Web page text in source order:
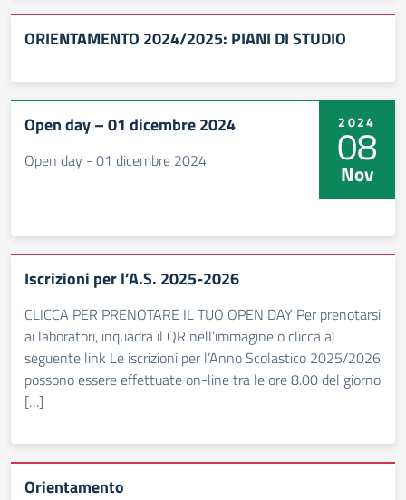
ORIENTAMENTO 2024/2025: PIANI DI STUDIO
2024
08
Nov
Open day – 01 dicembre 2024
Open day - 01 dicembre 2024
Iscrizioni per l’A.S. 2025-2026
CLICCA PER PRENOTARE IL TUO OPEN DAY Per prenotarsi
ai laboratori, inquadra il QR nell’immagine o clicca al
seguente link Le iscrizioni per l’Anno Scolastico 2025/2026
possono essere effettuate on-line tra le ore 8.00 del giorno
[…]
Orientamento